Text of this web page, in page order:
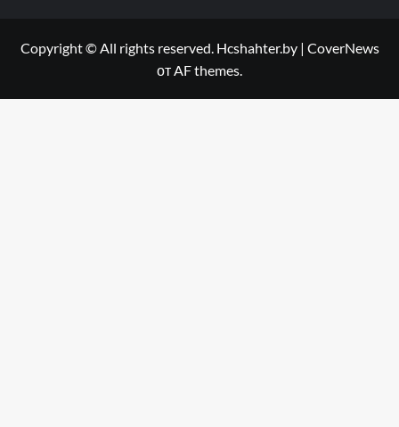
Copyright © All rights reserved. Hcshahter.by | CoverNews
от AF themes.